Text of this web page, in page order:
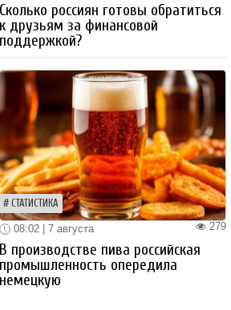
Сколько россиян готовы обратиться
к друзьям за финансовой
поддержкой?
СТАТИСТИКА
279
08:02 | 7 августа
В производстве пива российская
промышленность опередила
немецкую